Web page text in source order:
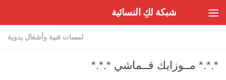
شبكة لكِ النسائية
لمسات فنية وأشغال يدوية
*.*.* مــوزايك قــماشي *.*.*